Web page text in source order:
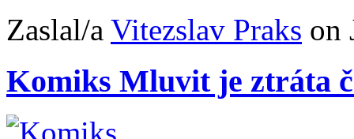
Zaslal/a Vitezslav Praks on
Komiks Mluvit je ztráta